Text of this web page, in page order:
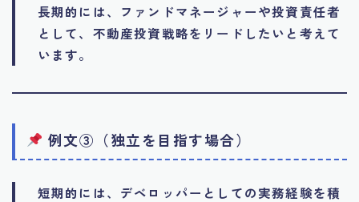
長期的には、ファンドマネージャーや投資責任者
として、不動産投資戦略をリードしたいと考えて
います。
例文③（独立を目指す場合）
短期的には、デベロッパーとしての実務経験を積